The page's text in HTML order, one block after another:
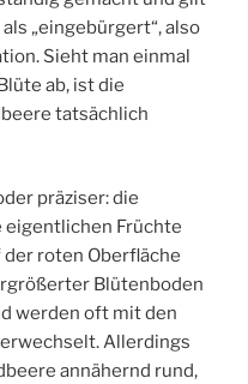
„eingebürgert“, also
Sieht man einmal
ab, ist die
tatsächlich
präziser: die
eigentlichen Früchte
roten Oberfläche
Blütenboden
werden oft mit den
Allerdings
annähernd rund,